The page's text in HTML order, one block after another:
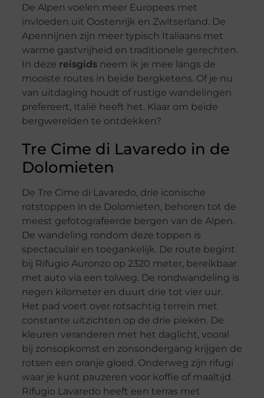
De Alpen voelen meer Europees met
invloeden uit Oostenrijk en Zwitserland. De
Apennijnen zijn meer typisch Italiaans met
warme gastvrijheid en traditionele gerechten.
In deze reisgidsneem ik je mee langs de
mooiste routes in beide bergketens. Of je nu
van uitdaging houdt of rustige wandelingen
prefereert, Italië heeft het. Klaar om beide
bergwerelden te ontdekken?
Tre Cime di Lavaredo in de
Dolomieten
De Tre Cime di Lavaredo, drie iconische
rotstoppen in de Dolomieten, behoren tot de
meest gefotografeerde bergen van de Alpen.
De wandeling rondom deze toppen is
spectaculair en toegankelijk. De route begint
bij Rifugio Auronzo op 2320 meter, bereikbaar
met auto via een tolweg. De rondwandeling is
negen kilometer en duurt drie tot vier uur.
Het pad voert over rotsachtig terrein met
constante uitzichten op de drie pieken. De
kleuren veranderen met het daglicht, vooral
bij zonsopkomst en zonsondergang krijgen de
rotsen een oranje gloed. Onderweg zijn rifugi
waar je kunt pauzeren voor koffie of maaltijd.
Rifugio Lavaredo heeft een terras met